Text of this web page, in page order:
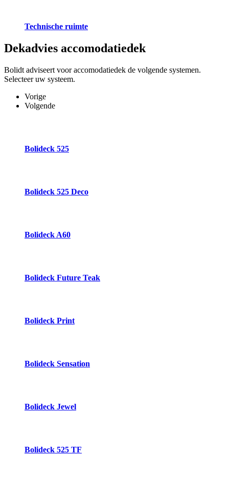
Technische ruimte
Dekadvies accomodatiedek
Bolidt adviseert voor accomodatiedek de volgende systemen.
Selecteer uw systeem.
Vorige
Volgende
Bolideck 525
Bolideck 525 Deco
Bolideck A60
Bolideck Future Teak
Bolideck Print
Bolideck Sensation
Bolideck Jewel
Bolideck 525 TF